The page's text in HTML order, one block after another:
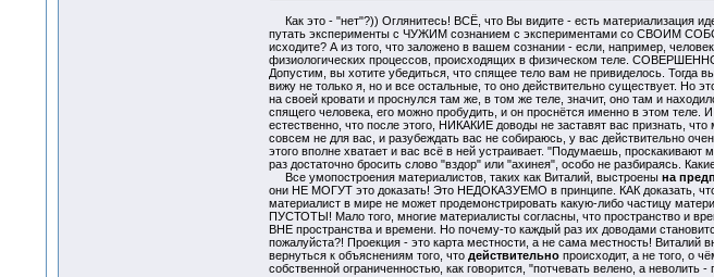
Как это - "нет"?)) Оглянитесь! ВСЁ, что Вы видите - есть материализация
путать эксперименты с ЧУЖИМ сознанием с экспериментами со СВОИМ
исходите? А из того, что заложено в вашем сознании - если, например,
физиологических процессов, происходящих в физическом теле.
Допустим, вы хотите убедиться, что спящее тело вам не привиделось.
вижу не только я, но и все остальные, то оно действительно существует.
на своей кровати и проснулся там же, в том же теле, значит, оно там и
спящего человека, его можно пробудить, и он проснётся именно в этом
естественно, что после этого, НИКАКИЕ доводы не заставят вас признать,
совсем не для вас, и разубеждать вас не собираюсь, у вас действительно
этого вполне хватает и вас всё в ней устраивает. "Подумаешь,
раз достаточно бросить слово "вздор" или "ахинея", особо не разбираясь.
Все умопостроения материалистов, таких как Виталий, выстроены на
они НЕ МОГУТ это доказать! Это НЕДОКАЗУЕМО в принципе. КАК доказать,
материалист в мире не может продемонстрировать какую-либо частицу
ПУСТОТЫ! Мало того, многие материалисты согласны, что пространство и
ВНЕ пространства и времени. Но почему-то каждый раз их доводами
пожалуйста?! Проекция - это карта местности, а не сама местность! Виталий
вернуться к объяснениям того, что действительнопроисходит, а не того, о
собственной ограниченностью, как говорится, "потчевать велено, а неволить -